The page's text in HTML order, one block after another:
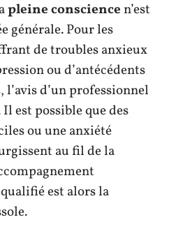
pleine consciencen’est
générale. Pour les
de troubles anxieux
ou d’antécédents
d’un professionnel
est possible que des
ou une anxiété
au fil de la
est alors la